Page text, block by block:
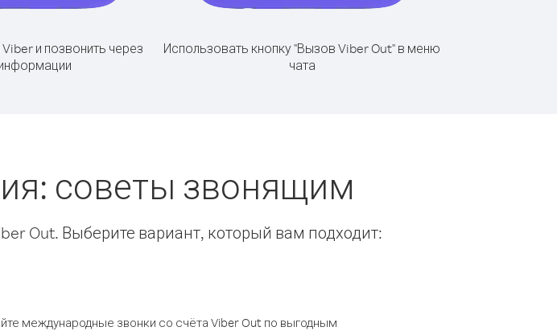
и позвонить через
Использовать кнопку "Вызов Viber Out" в меню
чата
советы звонящим
Out. Выберите вариант, который вам подходит:
международные звонки со счёта Viber Out по выгодным